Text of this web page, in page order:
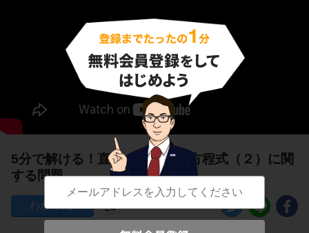
5分で解ける！直線のベクトル方程式（２）に関
する問題
24